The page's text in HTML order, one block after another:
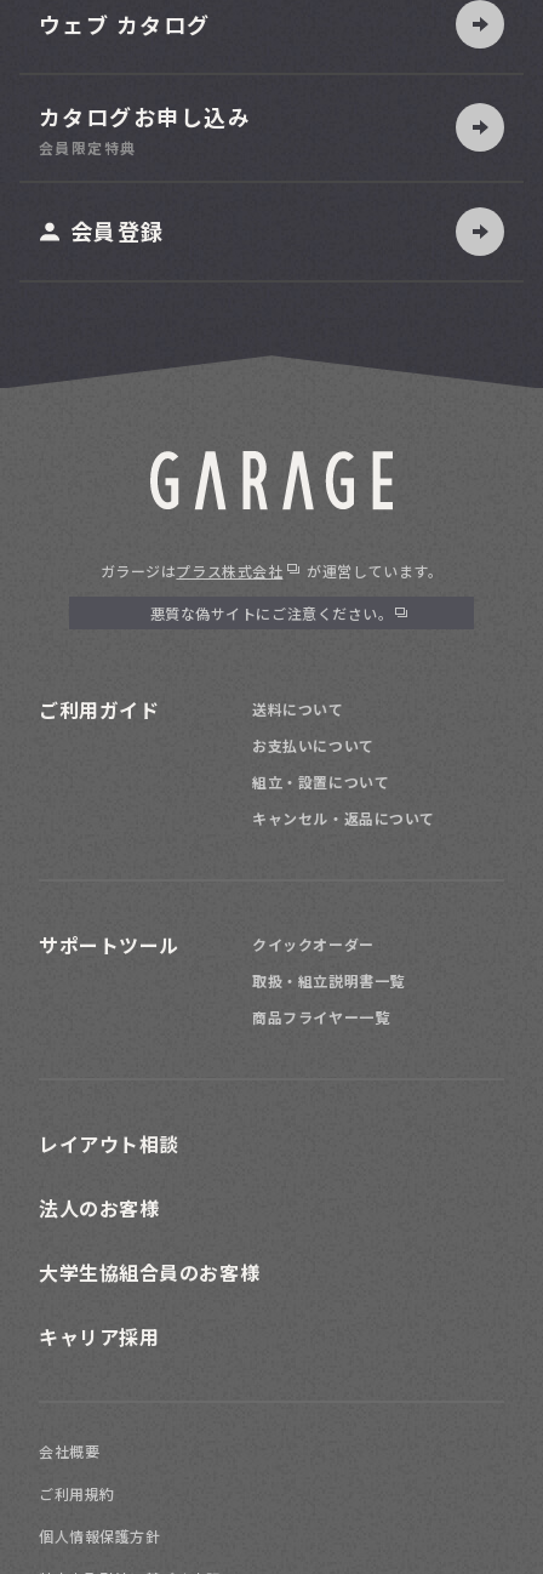
ウェブ カタログ
カタログお申し込み
会員限定特典
会員登録
ガラージはプラス株式会社 が運営しています。
悪質な偽サイトにご注意ください。
ご利用ガイド
送料について
お支払いについて
組立・設置について
キャンセル・返品について
サポートツール
クイックオーダー
取扱・組立説明書一覧
商品フライヤー一覧
レイアウト相談
法人のお客様
大学生協組合員のお客様
キャリア採用
会社概要
ご利用規約
個人情報保護方針